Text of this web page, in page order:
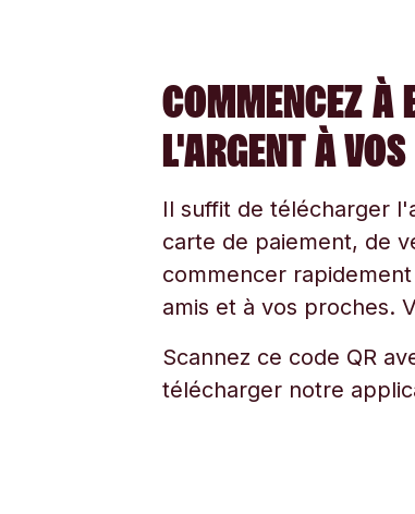
COMMENCEZ À
L'ARGENT À
Il suffit de télécharger
carte de paiement, de
commencer
amis et à vos proches.
Scannez ce code QR
télécharger notre